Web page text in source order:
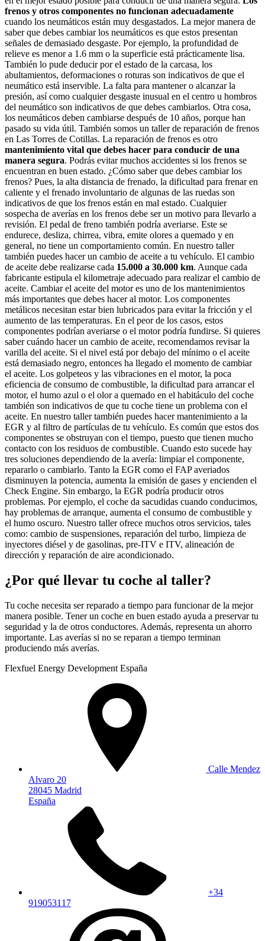
frenos y otros componentes no funcionan adecuadamente
cuando los neumáticos están muy desgastados. La mejor manera de
saber que debes cambiar los neumáticos es que estos presentan
señales de demasiado desgaste. Por ejemplo, la profundidad de
relieve es menor a 1.6 mm o la superficie está prácticamente lisa.
También lo pude deducir por el estado de la carcasa, los
abultamientos, deformaciones o roturas son indicativos de que el
neumático está inservible. La falta para mantener o alcanzar la
presión, así como cualquier desgaste inusual en el centro u hombros
del neumático son indicativos de que debes cambiarlos. Otra cosa,
los neumáticos deben cambiarse después de 10 años, porque han
pasado su vida útil. También somos un taller de reparación de frenos
en Las Torres de Cotillas. La reparación de frenos es otro
mantenimiento vital que debes hacer para conducir de una
manera segura. Podrás evitar muchos accidentes si los frenos se
encuentran en buen estado. ¿Cómo saber que debes cambiar los
frenos? Pues, la alta distancia de frenado, la dificultad para frenar en
caliente y el frenado involuntario de algunas de las ruedas son
indicativos de que los frenos están en mal estado. Cualquier
sospecha de averías en los frenos debe ser un motivo para llevarlo a
revisión. El pedal de freno también podría averiarse. Este se
endurece, desliza, chirrea, vibra, emite olores a quemado y en
general, no tiene un comportamiento común. En nuestro taller
también puedes hacer un cambio de aceite a tu vehículo. El cambio
de aceite debe realizarse cada 15.000 a 30.000 km. Aunque cada
fabricante estipula el kilometraje adecuado para realizar el cambio de
aceite. Cambiar el aceite del motor es uno de los mantenimientos
más importantes que debes hacer al motor. Los componentes
metálicos necesitan estar bien lubricados para evitar la fricción y el
aumento de las temperaturas. En el peor de los casos, estos
componentes podrían averiarse o el motor podría fundirse. Si quieres
saber cuándo hacer un cambio de aceite, recomendamos revisar la
varilla del aceite. Si el nivel está por debajo del mínimo o el aceite
está demasiado negro, entonces ha llegado el momento de cambiar
el aceite. Los golpeteos y las vibraciones en el motor, la poca
eficiencia de consumo de combustible, la dificultad para arrancar el
motor, el humo azul o el olor a quemado en el habitáculo del coche
también son indicativos de que tu coche tiene un problema con el
aceite. En nuestro taller también puedes hacer mantenimiento a la
EGR y al filtro de partículas de tu vehículo. Es común que estos dos
componentes se obstruyan con el tiempo, puesto que tienen mucho
contacto con los residuos de combustible. Cuando esto sucede hay
tres soluciones dependiendo de la avería: limpiar el componente,
repararlo o cambiarlo. Tanto la EGR como el FAP averiados
disminuyen la potencia, aumenta la emisión de gases y encienden el
Check Engine. Sin embargo, la EGR podría producir otros
problemas. Por ejemplo, el coche da sacudidas cuando conducimos,
hay problemas de arranque, aumenta el consumo de combustible y
el humo oscuro. Nuestro taller ofrece muchos otros servicios, tales
como: cambio de suspensiones, reparación del turbo, limpieza de
inyectores diésel y de gasolinas, pre-ITV e ITV, alineación de
dirección y reparación de aire acondicionado.
¿Por qué llevar tu coche al taller?
Tu coche necesita ser reparado a tiempo para funcionar de la mejor
manera posible. Tener un coche en buen estado ayuda a preservar tu
seguridad y la de otros conductores. Además, representa un ahorro
importante. Las averías si no se reparan a tiempo terminan
produciendo más averías.
Flexfuel Energy Development España
Calle Mendez
Alvaro 20
28045 Madrid
España
+34
919053117